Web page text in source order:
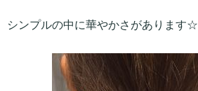
シンプルの中に華やかさがあります☆